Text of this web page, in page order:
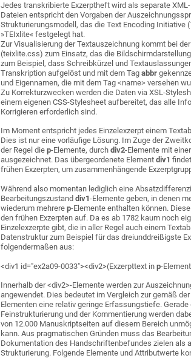
Jedes transkribierte Exzerptheft wird als separate
Dateien entspricht den Vorgaben der
Strukturierungsmodell, das die Text Encoding Initiative
»TEIxlite« festgelegt hat.
Zur Visualisierung der Textauszeichnung kommt bei
(teixlite.css) zum Einsatz, das die
zum Beispiel, dass Schreibkürzel und
Transkription aufgelöst und mit dem Tagabbr
und Eigennamen, die mit dem Tag <name> versehen
Zu Korrekturzwecken werden die Daten via XSL-
einem eigenen CSS-Stylesheet aufbereitet, das alle
Korrigieren erforderlich sind.
Im Moment entspricht jedes Einzelexzerpt einem
Dies ist nur eine vorläufige Lösung. Im Zuge der
der Regel diep-Elemente, durchdiv2-Elemente mit
ausgezeichnet. Das übergeordenete Elementdiv1
frühen Exzerpten, um zusammenhängende
Während also momentan lediglich eine
Bearbeitungszustanddiv1-Elemente geben, in denen
wiederum mehrerep-Elemente enthalten können.
den frühen Exzerpten auf. Da es ab 1782 kaum noch
Einzelexzerpte gibt, die in aller Regel auch einem
Datenstruktur zum Beispiel für das dreiunddreißigste
folgendermaßen aus:
<div1 id="ex2a09-0033"><div2>(Exzerpttext inp-
Innerhalb der <div2>-Elemente werden zur
angewendet. Dies bedeutet im Vergleich zur gemäß
Elementen eine relativ geringe Erfassungstiefe.
Feinstrukturierung und der Kommentierung werden
von 12.000 Manuskriptseiten auf diesem Bereich
kann. Aus pragmatischen Gründen muss das
Dokumentation des Handschriftenbefundes zielen als
Strukturierung. Folgende Elemente und Attributwerte